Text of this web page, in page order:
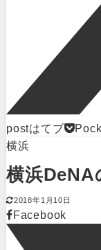
postはてブ
横浜
横浜DeNA
2018年1月10日
Facebook